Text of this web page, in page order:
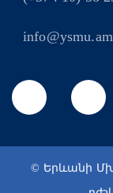
info@ysmu.am
© Երևանի